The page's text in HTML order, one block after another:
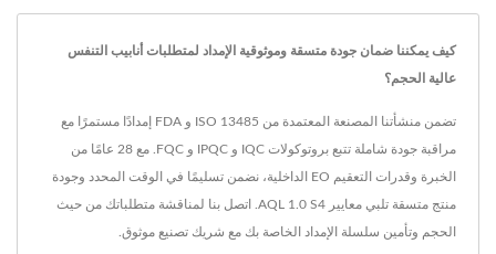
كيف يمكننا ضمان جودة متسقة وموثوقية الإمداد لمتطلبات أنابيب التنفس
عالية الحجم؟
تضمن منشأتنا المصنعة المعتمدة من ISO 13485 و FDA إمدادًا مستمرًا مع
مراقبة جودة شاملة تتبع بروتوكولات IQC و IPQC و FQC. مع 28 عامًا من
الخبرة وقدرات التعقيم EO الداخلية، نضمن تسليمًا في الوقت المحدد وجودة
منتج متسقة تلبي معايير AQL 1.0 S4. اتصل بنا لمناقشة متطلباتك من حيث
الحجم وتأمين سلسلة الإمداد الخاصة بك مع شريك تصنيع موثوق.